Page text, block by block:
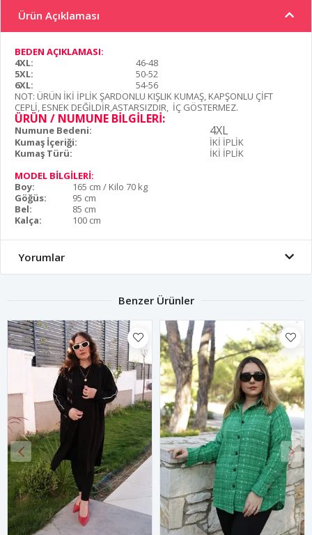
Ürün Açıklaması
BEDEN AÇIKLAMASI:
4XL:
46-48
5XL:
50-52
6XL:
54-56
NOT: ÜRÜN İKİ İPLİK ŞARDONLU KIŞLIK KUMAŞ, KAPŞONLU ÇİFT
CEPLİ, ESNEK DEĞİLDİR,ASTARSIZDIR, İÇ GÖSTERMEZ.
ÜRÜN / NUMUNE BİLGİLERİ:
Numune Bedeni: 4XL
Kumaş İçeriği:
İKİ İPLİK
Kumaş Türü:
İKİ İPLİK
MODEL BİLGİLERİ:
Boy:
165 cm / Kilo 70 kg
Göğüs:
95 cm
Bel:
85 cm
Kalça:
100 cm
Yorumlar
Benzer Ürünler